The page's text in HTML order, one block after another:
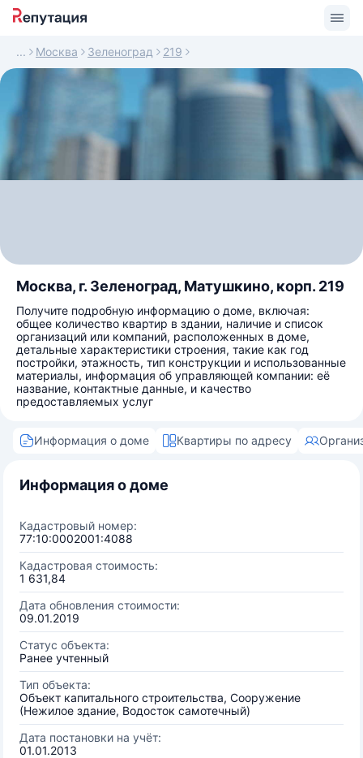
Москва Зеленоград 219
Москва, г. Зеленоград, Матушкино, корп. 219
Получите подробную информацию о доме, включая:
общее количество квартир в здании, наличие и список
организаций или компаний, расположенных в доме,
детальные характеристики строения, такие как год
постройки, этажность, тип конструкции и использованные
материалы, информация об управляющей компании: её
название, контактные данные, и качество
предоставляемых услуг
Информация о доме Квартиры по адресу
Информация о доме
Кадастровый номер:
77:10:0002001:4088
Кадастровая стоимость:
1 631,84
Дата обновления стоимости:
09.01.2019
Статус объекта:
Ранее учтенный
Тип объекта:
Объект капитального строительства, Сооружение
(Нежилое здание, Водосток самотечный)
Дата постановки на учёт:
01.01.2013